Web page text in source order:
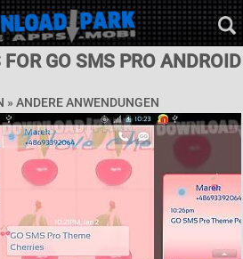
GO SMS PRO ANDROID
» ANDERE ANWENDUNGEN